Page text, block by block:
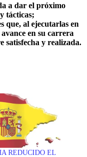
a dar el próximo
tácticas;
que, al ejecutarlas en
en su carrera
satisfecha y realizada.
REDUCIDO EL